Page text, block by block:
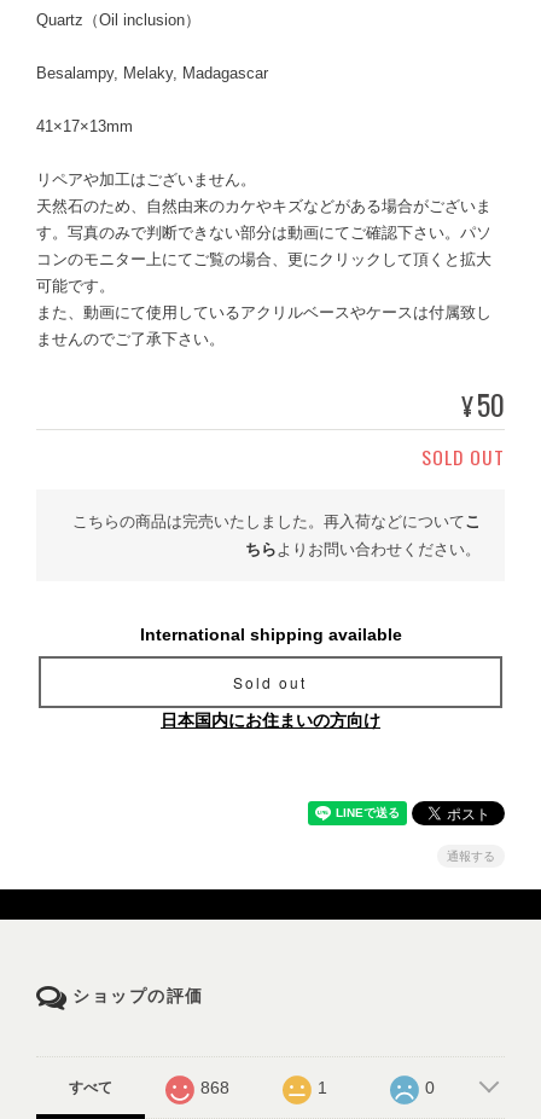
Quartz（Oil inclusion）
Besalampy, Melaky, Madagascar
41×17×13mm
リペアや加工はございません。
天然石のため、自然由来のカケやキズなどがある場合がございま
す。写真のみで判断できない部分は動画にてご確認下さい。パソ
コンのモニター上にてご覧の場合、更にクリックして頂くと拡大
可能です。
また、動画にて使用しているアクリルベースやケースは付属致し
ませんのでご了承下さい。
¥50
SOLD OUT
こちらの商品は完売いたしました。再入荷などについてこ
ちらよりお問い合わせください。
International shipping available
Sold out
日本国内にお住まいの方向け
通報する
ショップの評価
すべて 868 1 0